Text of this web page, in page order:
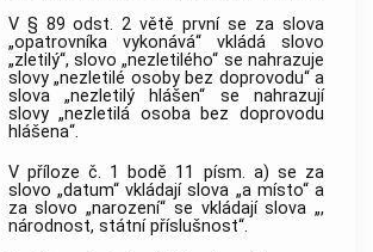
V § 89 odst. 2 větě první se za slova
„opatrovníka vykonává“ vkládá slovo
„zletilý“, slovo „nezletilého“ se nahrazuje
slovy „nezletilé osoby bez doprovodu“ a
slova „nezletilý hlášen“ se nahrazují
slovy „nezletilá osoba bez doprovodu
hlášena“.
V příloze č. 1 bodě 11 písm. a) se za
slovo „datum“ vkládají slova „a místo“ a
za slovo „narození“ se vkládají slova „,
národnost, státní příslušnost“.